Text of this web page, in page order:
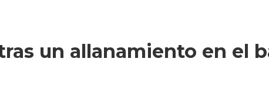
un allanamiento en el